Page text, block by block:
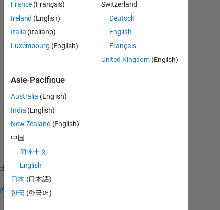
codeconstructo's
Badges
MATLAB
AnswersTout
Thankful Level 1
27 Jan 2023
France (Français)
Ireland (English)
Italia (Italiano)
Luxembourg (English)
Switzerland
Deutsch
English
Français
United Kingdom(English)
Asie-Pacifique
Australia (English)
India (English)
New Zealand (English)
中国
简体中文
English
日本 (日本語)
한국 (한국어)